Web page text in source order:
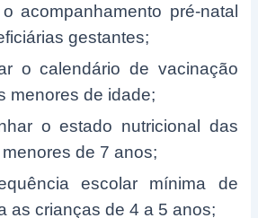
acompanhamento pré-natal
gestantes;
o calendário de vacinação
menores de idade;
o estado nutricional das
de 7 anos;
escolar mínima de
as crianças de 4 a 5 anos;